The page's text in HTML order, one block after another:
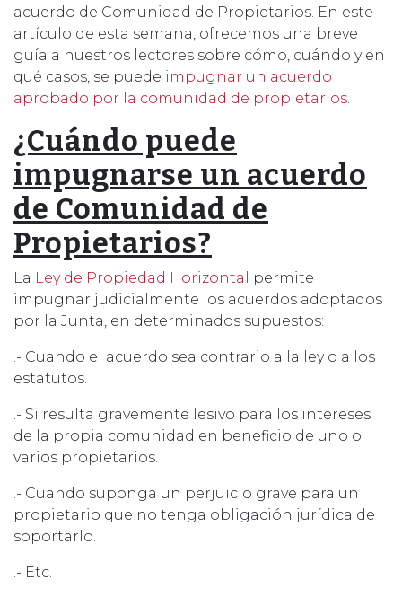
acuerdo de Comunidad de Propietarios. En este
artículo de esta semana, ofrecemos una breve
guía a nuestros lectores sobre cómo, cuándo y en
qué casos, se puede impugnar un acuerdo
aprobado por la comunidad de propietarios
¿Cuándo puede
impugnarse un acuerdo
de Comunidad de
Propietarios?
La Ley de Propiedad Horizontal
permite
impugnar judicialmente los acuerdos adoptados
por la Junta, en determinados supuestos:
.- Cuando el acuerdo sea contrario a la ley o a los
estatutos.
.- Si resulta gravemente lesivo para los intereses
de la propia comunidad en beneficio de uno o
varios propietarios.
.- Cuando suponga un perjuicio grave para un
propietario que no tenga obligación jurídica de
soportarlo.
.- Etc.